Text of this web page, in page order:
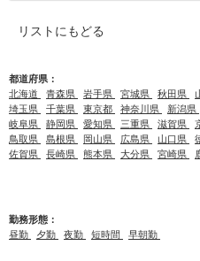
リストにもどる
都道府県：
北海道
青森県 岩手県 宮城県 秋田県
埼玉県
千葉県 東京都 神奈川県 新潟県
岐阜県
静岡県 愛知県 三重県 滋賀県
鳥取県
島根県 岡山県 広島県 山口県
佐賀県
長崎県 熊本県 大分県 宮崎県
勤務形態：
昼勤
夕勤 夜勤 短時間 早朝勤